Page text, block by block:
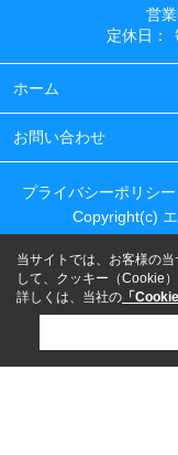
営業
定休日：
ホーム
お問い合わせ
プライバシーポリシー
Copyright(c)
当サイトでは、お客様の
して、クッキー（Cookie
詳しくは、当社の 「